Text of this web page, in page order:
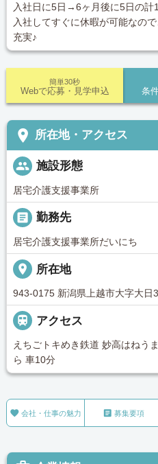
入社日に5日→6ヶ月後に5日の計
入社してすぐに休暇が可能なの
充実♪
条
簡単30秒
Webで応募・見学申込
place 所在地・アクセス
people 施設形態
居宅介護支援事業所
_pin
勤務先
居宅介護支援事業所だいにち
place 所在地
943-0175 新潟県上越市大字大日
 アクセス
えちごトキめき鉄道 妙高はねう
ら 車10分
 会社・仕事の魅力  募集要項